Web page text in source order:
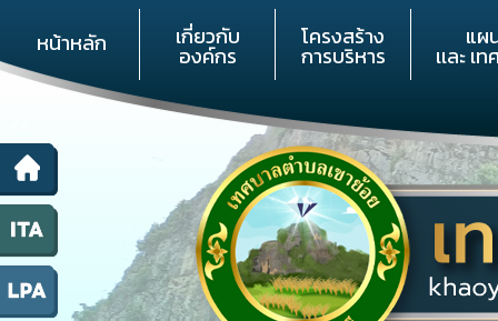
หน้าหลัก เกี่ยวกับ
องค์กร
โครงสร้าง
การบริหาร
แผ
เเละ